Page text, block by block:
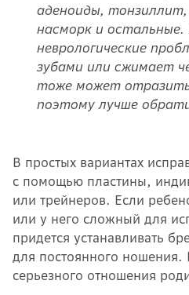
аденоиды, тонзиллит,
насморк и остальные.
неврологические
зубами или сжимает
тоже может
поэтому лучше
В простых вариантах
с помощью пластины,
или трейнеров. Если
или у него сложный для
придется устанавливать
для постоянного ношения.
серьезного отношения